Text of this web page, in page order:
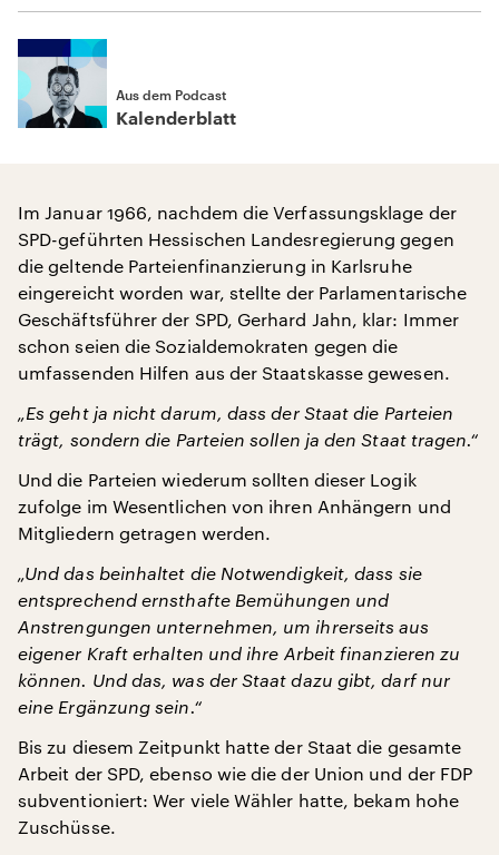
Aus dem Podcast
Kalenderblatt
Im Januar 1966, nachdem die Verfassungsklage der
SPD-geführten Hessischen Landesregierung gegen
die geltende Parteienfinanzierung in Karlsruhe
eingereicht worden war, stellte der Parlamentarische
Geschäftsführer der SPD, Gerhard Jahn, klar: Immer
schon seien die Sozialdemokraten gegen die
umfassenden Hilfen aus der Staatskasse gewesen.
„Es geht ja nicht darum, dass der Staat die Parteien
trägt, sondern die Parteien sollen ja den Staat tragen.“
Und die Parteien wiederum sollten dieser Logik
zufolge im Wesentlichen von ihren Anhängern und
Mitgliedern getragen werden.
„Und das beinhaltet die Notwendigkeit, dass sie
entsprechend ernsthafte Bemühungen und
Anstrengungen unternehmen, um ihrerseits aus
eigener Kraft erhalten und ihre Arbeit finanzieren zu
können. Und das, was der Staat dazu gibt, darf nur
eine Ergänzung sein.“
Bis zu diesem Zeitpunkt hatte der Staat die gesamte
Arbeit der SPD, ebenso wie die der Union und der FDP
subventioniert: Wer viele Wähler hatte, bekam hohe
Zuschüsse.